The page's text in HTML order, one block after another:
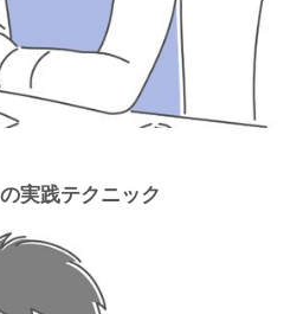
実践テクニック